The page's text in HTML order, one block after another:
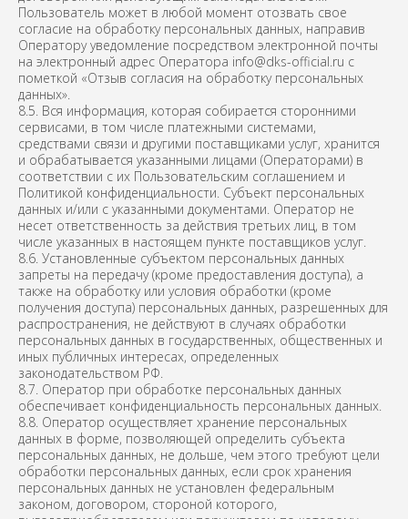
Пользователь может в любой момент отозвать свое
согласие на обработку персональных данных, направив
Оператору уведомление посредством электронной почты
на электронный адрес Оператора info@dks-official.ru с
пометкой «Отзыв согласия на обработку персональных
данных».
8.5. Вся информация, которая собирается сторонними
сервисами, в том числе платежными системами,
средствами связи и другими поставщиками услуг, хранится
и обрабатывается указанными лицами (Операторами) в
соответствии с их Пользовательским соглашением и
Политикой конфиденциальности. Субъект персональных
данных и/или с указанными документами. Оператор не
несет ответственность за действия третьих лиц, в том
числе указанных в настоящем пункте поставщиков услуг.
8.6. Установленные субъектом персональных данных
запреты на передачу (кроме предоставления доступа), а
также на обработку или условия обработки (кроме
получения доступа) персональных данных, разрешенных для
распространения, не действуют в случаях обработки
персональных данных в государственных, общественных и
иных публичных интересах, определенных
законодательством РФ.
8.7. Оператор при обработке персональных данных
обеспечивает конфиденциальность персональных данных.
8.8. Оператор осуществляет хранение персональных
данных в форме, позволяющей определить субъекта
персональных данных, не дольше, чем этого требуют цели
обработки персональных данных, если срок хранения
персональных данных не установлен федеральным
законом, договором, стороной которого,